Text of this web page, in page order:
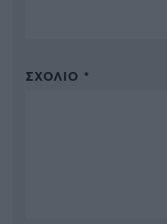
ΣΧΌΛΙΟ *